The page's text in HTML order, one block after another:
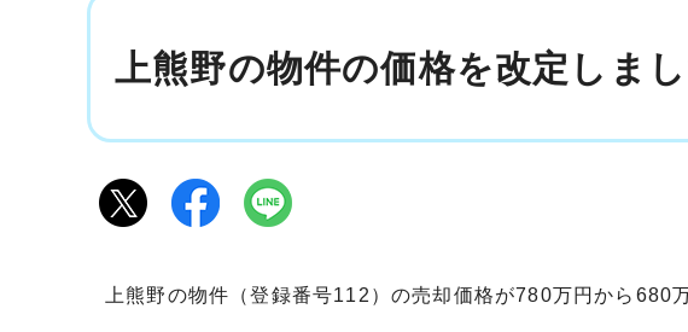
上熊野の物件の価格を改定しま
上熊野の物件（登録番号112）の売却価格が780万円から680